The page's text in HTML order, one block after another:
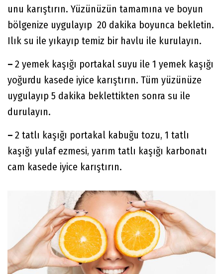
unu karıştırın. Yüzünüzün tamamına ve boyun
bölgenize uygulayıp 20 dakika boyunca bekletin.
Ilık su ile yıkayıp temiz bir havlu ile kurulayın.
– 2 yemek kaşığı portakal suyu ile 1 yemek kaşığı
yoğurdu kasede iyice karıştırın. Tüm yüzünüze
uygulayıp 5 dakika beklettikten sonra su ile
durulayın.
– 2 tatlı kaşığı portakal kabuğu tozu, 1 tatlı
kaşığı yulaf ezmesi, yarım tatlı kaşığı karbonatı
cam kasede iyice karıştırın.